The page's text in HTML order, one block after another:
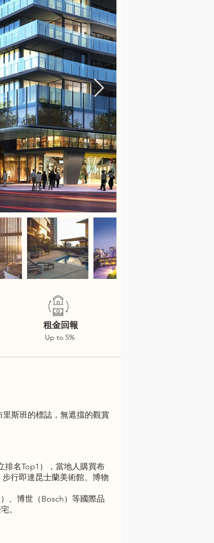
斯班的標誌，無遮擋的觀賞
排名Top1），當地人購買布
行即達昆士蘭美術館、博物
、博世（Bosch）等國際品
。
租金回報
Up to 5%